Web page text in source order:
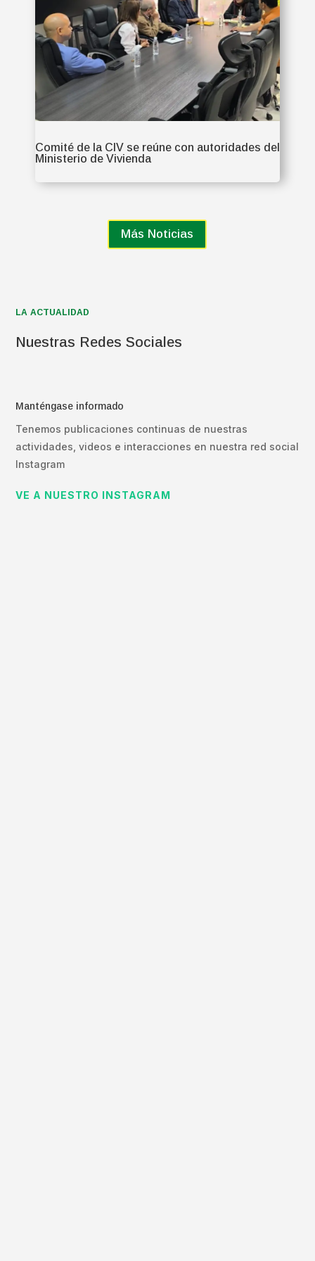
Comité de la CIV se reúne con autoridades del
Ministerio de Vivienda
Más Noticias
LA ACTUALIDAD
Nuestras Redes Sociales
Manténgase informado
Tenemos publicaciones continuas de nuestras
actividades, videos e interacciones en nuestra red social
Instagram
VE A NUESTRO INSTAGRAM